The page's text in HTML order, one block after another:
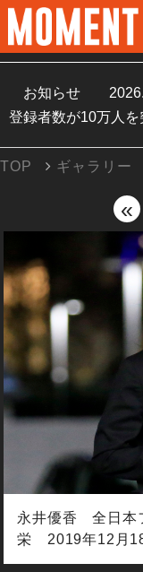
お知らせ
登録者数が10万人を
TOP ギャラリー
«
永井優香 全日本
栄 2019年12月